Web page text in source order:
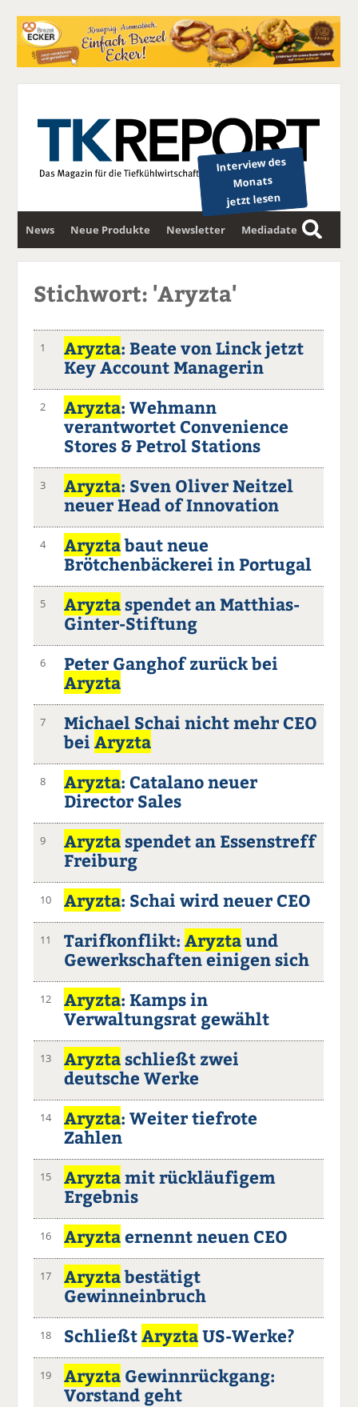
Interview des
Monats
jetzt lesen
News Neue Produkte Newsletter Mediadaten
S
u
Stichwort: 'Aryzta'
1 Aryzta: Beate von Linck jetzt
Key Account Managerin
2 Aryzta: Wehmann
verantwortet Convenience
Stores & Petrol Stations
3 Aryzta: Sven Oliver Neitzel
neuer Head of Innovation
4 Aryztabaut neue
Brötchenbäckerei in Portugal
5 Aryztaspendet an Matthias-
Ginter-Stiftung
6
Peter Ganghof zurück bei
Aryzta
7
Michael Schai nicht mehr CEO
beiAryzta
8 Aryzta: Catalano neuer
Director Sales
9 Aryztaspendet an Essenstreff
Freiburg
10 Aryzta: Schai wird neuer CEO
11 Tarifkonflikt:Aryztaund
Gewerkschaften einigen sich
12 Aryzta: Kamps in
Verwaltungsrat gewählt
13 Aryztaschließt zwei
deutsche Werke
14 Aryzta: Weiter tiefrote
Zahlen
15 Aryztamit rückläufigem
Ergebnis
16 Aryztaernennt neuen CEO
17 Aryztabestätigt
Gewinneinbruch
18 SchließtAryztaUS-Werke?
19 Aryzta Gewinnrückgang:
Vorstand geht